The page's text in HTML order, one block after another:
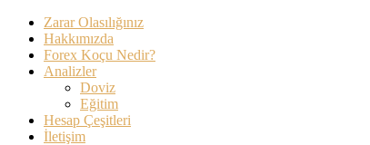
Zarar Olasılığınız
Hakkımızda
Forex Koçu Nedir?
Analizler
Doviz
Eğitim
Hesap Çeşitleri
İletişim